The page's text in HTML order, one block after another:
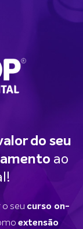
do seu
ao
o seu curso on-
extensão